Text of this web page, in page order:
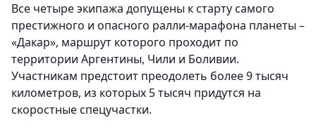
Все четыре экипажа допущены к старту самого
престижного и опасного ралли-марафона планеты –
«Дакар», маршрут которого проходит по
территории Аргентины, Чили и Боливии.
Участникам предстоит преодолеть более 9 тысяч
километров, из которых 5 тысяч придутся на
скоростные спецучастки.